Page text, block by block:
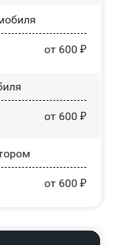
от 600 ₽
от 600 ₽
от 600 ₽